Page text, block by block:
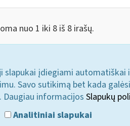
nuo 1 iki 8 iš 8 irašų.
slapukai įdiegiami automatiškai
Savo sutikimą bet kada
informacijos Slapukų
Analitiniai slapukai